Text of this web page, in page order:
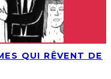
QUI RÊVENT DE